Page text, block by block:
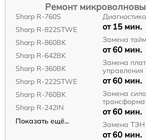
Ремонт
Sharp R-760S
Sharp R-822STWE
Sharp R-860BK
Sharp R-642BK
Sharp R-360BK
Sharp R-222STWE
Sharp R-760BK
Sharp R-242IN
Показать ещё...
Диагностика
от 15 мин.
Замена
от 60 мин.
Замена
управления
от 60 мин.
Замена
от 60 мин.
Замена ТЭН
от 60 мин.